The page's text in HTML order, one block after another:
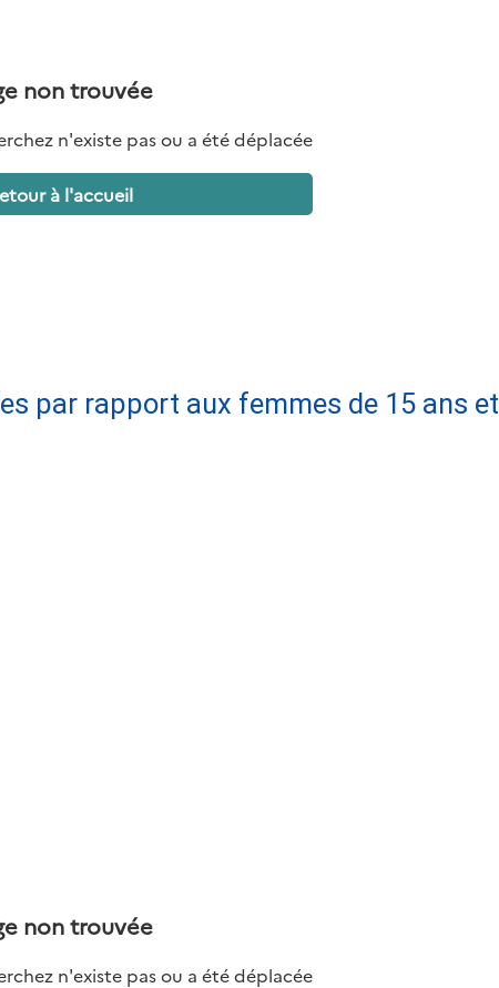
par rapport aux femmes de 15 ans et